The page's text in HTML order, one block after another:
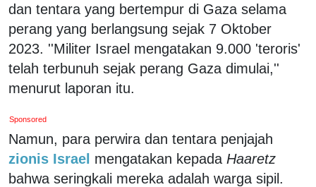
dan tentara yang bertempur di Gaza selama
perang yang berlangsung sejak 7 Oktober
2023. ''Militer Israel mengatakan 9.000 'teroris'
telah terbunuh sejak perang Gaza dimulai,''
menurut laporan itu.
Sponsored
Namun, para perwira dan tentara penjajah
zionis Israel mengatakan kepada Haaretz
bahwa seringkali mereka adalah warga sipil.